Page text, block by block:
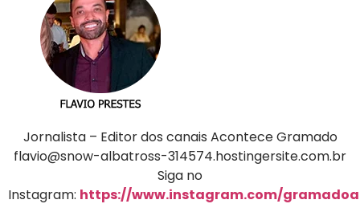
Jornalista – Editor dos canais Acontece Gramado
flavio@snow-albatross-314574.hostingersite.com.br
Siga no
Instagram: https://www.instagram.com/